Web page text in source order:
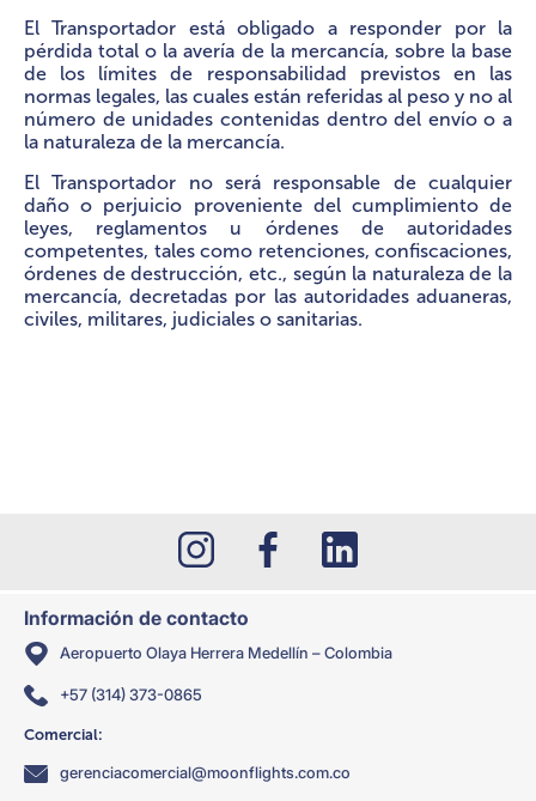
El Transportador está obligado a responder por la
pérdida total o la avería de la mercancía, sobre la base
de los límites de responsabilidad previstos en las
normas legales, las cuales están referidas al peso y no al
número de unidades contenidas dentro del envío o a
la naturaleza de la mercancía.
El Transportador no será responsable de cualquier
daño o perjuicio proveniente del cumplimiento de
leyes, reglamentos u órdenes de autoridades
competentes, tales como retenciones, confiscaciones,
órdenes de destrucción, etc., según la naturaleza de la
mercancía, decretadas por las autoridades aduaneras,
civiles, militares, judiciales o sanitarias.
Información de contacto
Aeropuerto Olaya Herrera Medellín – Colombia
+57 (314) 373-0865
Comercial:
gerenciacomercial@moonflights.com.co